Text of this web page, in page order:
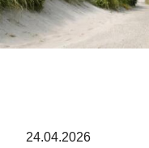
24.04.2026